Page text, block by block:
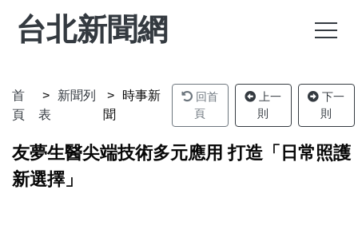
台北新聞網
首
頁
新聞列
表
時事新
聞
回首
頁
上一
則
下一
則
友夢生醫尖端技術多元應用 打造「日常照護
新選擇」